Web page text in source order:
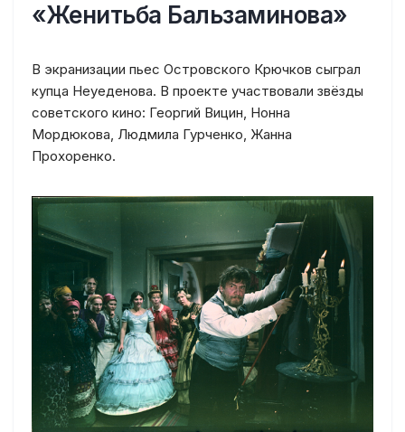
«Женитьба Бальзаминова»
В экранизации пьес Островского Крючков сыграл
купца Неуеденова. В проекте участвовали звёзды
советского кино: Георгий Вицин, Нонна
Мордюкова, Людмила Гурченко, Жанна
Прохоренко.